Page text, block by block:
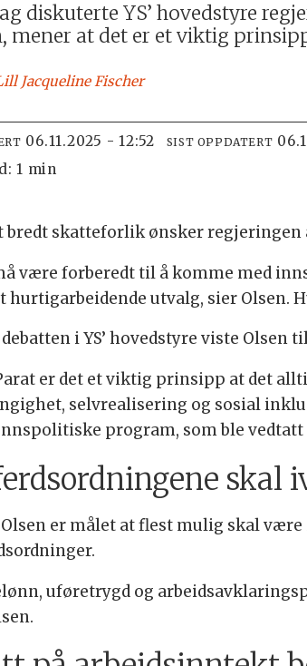
diskuterte YS’ hovedstyre
mener at det er et viktig
Jacqueline Fischer
06.11.2025 - 12:52 SIST OPPDATERT
1 min
bredt skatteforlik ønsker
være forberedt til å komme med
hurtigarbeidende utvalg, sier Olsen.
i YS’ hovedstyre viste
er det et viktig prinsipp at det
selvrealisering og sosial
program, som ble vedtatt
skal
er målet at flest mulig skal
uføretrygd og